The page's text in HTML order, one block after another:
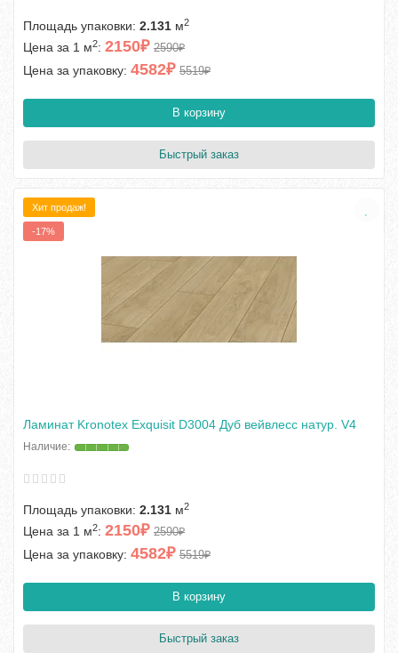
Площадь упаковки: 2.131 м2
Цена за 1 м2: 2150₽ 2590₽
Цена за упаковку: 4582₽ 5519₽
В корзину
Быстрый заказ
Хит продаж!
-17%
Ламинат Kronotex Exquisit D3004 Дуб вейвлесс натур. V4
Площадь упаковки: 2.131 м2
Цена за 1 м2: 2150₽ 2590₽
Цена за упаковку: 4582₽ 5519₽
В корзину
Быстрый заказ